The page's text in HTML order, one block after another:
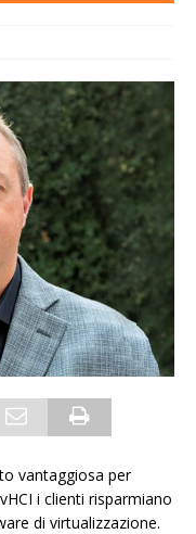
vantaggiosa per
i clienti risparmiano
di virtualizzazione.